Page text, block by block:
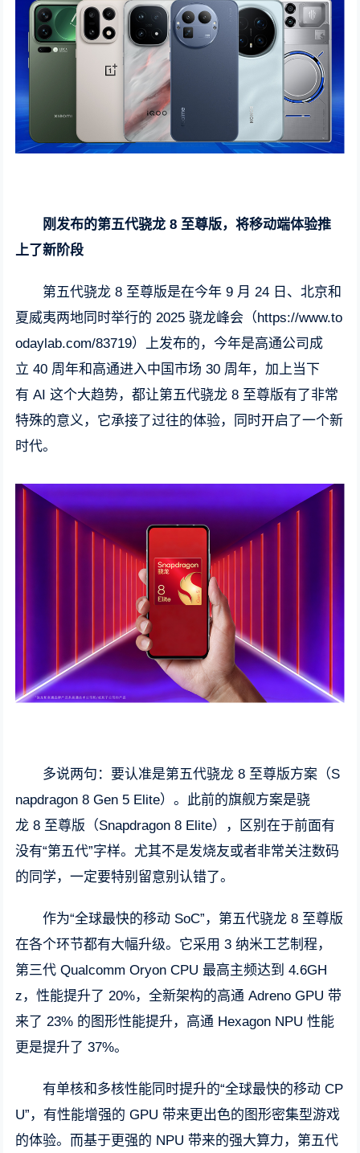
刚发布的第五代骁龙 8 至尊版，将移动端体验推
上了新阶段
第五代骁龙 8 至尊版是在今年 9 月 24 日、北京和
夏威夷两地同时举行的 2025 骁龙峰会（https://www.to
odaylab.com/83719）上发布的，今年是高通公司成
立 40 周年和高通进入中国市场 30 周年，加上当下
有 AI 这个大趋势，都让第五代骁龙 8 至尊版有了非常
特殊的意义，它承接了过往的体验，同时开启了一个新
时代。
多说两句：要认准是第五代骁龙 8 至尊版方案（S
napdragon 8 Gen 5 Elite）。此前的旗舰方案是骁
龙 8 至尊版（Snapdragon 8 Elite），区别在于前面有
没有“第五代”字样。尤其不是发烧友或者非常关注数码
的同学，一定要特别留意别认错了。
作为“全球最快的移动 SoC”，第五代骁龙 8 至尊版
在各个环节都有大幅升级。它采用 3 纳米工艺制程，
第三代 Qualcomm Oryon CPU 最高主频达到 4.6GH
z，性能提升了 20%，全新架构的高通 Adreno GPU 带
来了 23% 的图形性能提升，高通 Hexagon NPU 性能
更是提升了 37%。
有单核和多核性能同时提升的“全球最快的移动 CP
U”，有性能增强的 GPU 带来更出色的图形密集型游戏
的体验。而基于更强的 NPU 带来的强大算力，第五代